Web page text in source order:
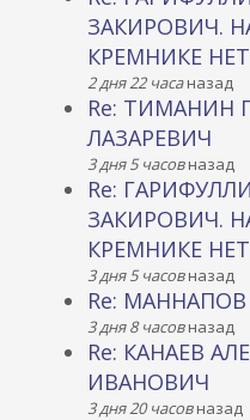
ЗАКИРОВИЧ.
КРЕМНИКЕ
2 дня 22 часаназад
Re: ТИМАНИН
ЛАЗАРЕВИЧ
3 дня 5 часовназад
Re:
ЗАКИРОВИЧ.
КРЕМНИКЕ
3 дня 5 часовназад
Re:
3 дня 8 часовназад
Re: КАНАЕВ
ИВАНОВИЧ
3 дня 20 часовназад